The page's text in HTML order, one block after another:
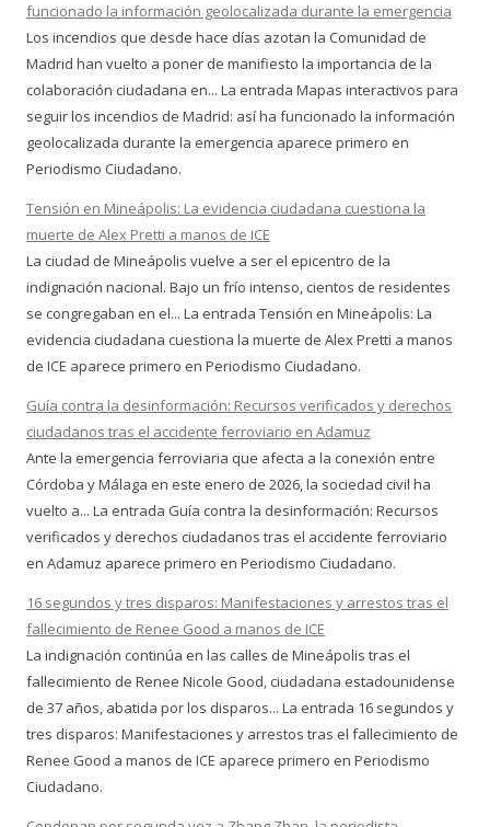
funcionado la información geolocalizada durante la emergencia
Los incendios que desde hace días azotan la Comunidad de
Madrid han vuelto a poner de manifiesto la importancia de la
colaboración ciudadana en... La entrada Mapas interactivos para
seguir los incendios de Madrid: así ha funcionado la información
geolocalizada durante la emergencia aparece primero en
Periodismo Ciudadano.
Tensión en Mineápolis: La evidencia ciudadana cuestiona la
muerte de Alex Pretti a manos de ICE
La ciudad de Mineápolis vuelve a ser el epicentro de la
indignación nacional. Bajo un frío intenso, cientos de residentes
se congregaban en el... La entrada Tensión en Mineápolis: La
evidencia ciudadana cuestiona la muerte de Alex Pretti a manos
de ICE aparece primero en Periodismo Ciudadano.
Guía contra la desinformación: Recursos verificados y derechos
ciudadanos tras el accidente ferroviario en Adamuz
Ante la emergencia ferroviaria que afecta a la conexión entre
Córdoba y Málaga en este enero de 2026, la sociedad civil ha
vuelto a... La entrada Guía contra la desinformación: Recursos
verificados y derechos ciudadanos tras el accidente ferroviario
en Adamuz aparece primero en Periodismo Ciudadano.
16 segundos y tres disparos: Manifestaciones y arrestos tras el
fallecimiento de Renee Good a manos de ICE
La indignación continúa en las calles de Mineápolis tras el
fallecimiento de Renee Nicole Good, ciudadana estadounidense
de 37 años, abatida por los disparos... La entrada 16 segundos y
tres disparos: Manifestaciones y arrestos tras el fallecimiento de
Renee Good a manos de ICE aparece primero en Periodismo
Ciudadano.